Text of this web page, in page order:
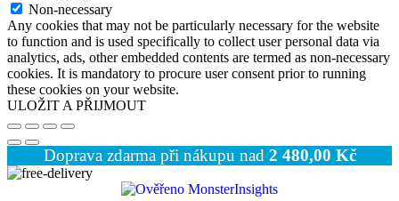
Non-necessary
Any cookies that may not be particularly necessary for the website
to function and is used specifically to collect user personal data via
analytics, ads, other embedded contents are termed as non-necessary
cookies. It is mandatory to procure user consent prior to running
these cookies on your website.
ULOŽIT A PŘIJMOUT
Doprava zdarma při nákupu nad 2 480,00 Kč